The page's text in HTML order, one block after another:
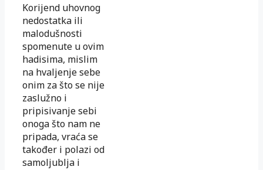
Korijend uhovnog
nedostatka ili
malodušnosti
spomenute u ovim
hadisima, mislim
na hvaljenje sebe
onim za što se nije
zaslužno i
pripisivanje sebi
onoga što nam ne
pripada, vraća se
također i polazi od
samoljublja i